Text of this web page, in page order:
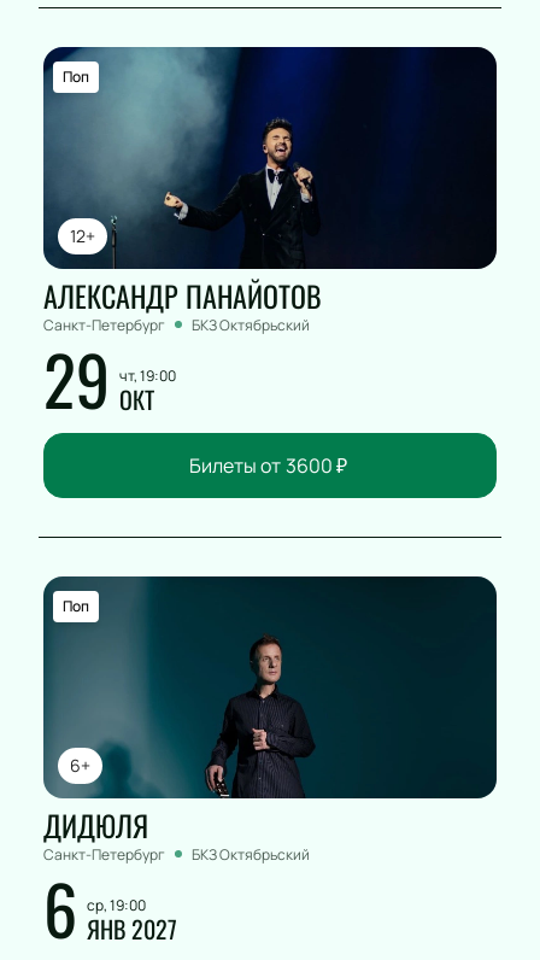
12+
Поп
АЛЕКСАНДР ПАНАЙОТОВ
Санкт-Петербург БКЗ Октябрьский
29 чт, 19:00
ОКТ
Билеты от 3600₽
6+
Поп
ДИДЮЛЯ
Санкт-Петербург БКЗ Октябрьский
6 ср, 19:00
ЯНВ 2027